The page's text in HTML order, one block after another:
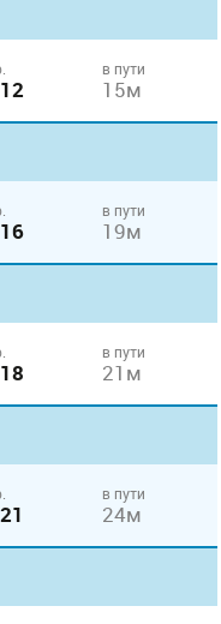
в пути
15м
в пути
19м
в пути
21м
в пути
24м